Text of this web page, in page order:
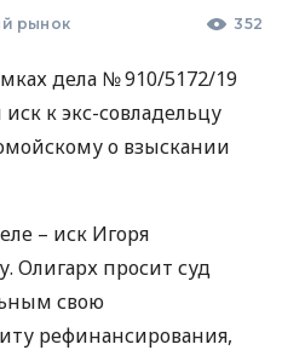
рынок 352
дела № 910/5172/19
к экс-совладельцу
о взыскании
– иск Игоря
Олигарх просит суд
свою
рефинансирования,